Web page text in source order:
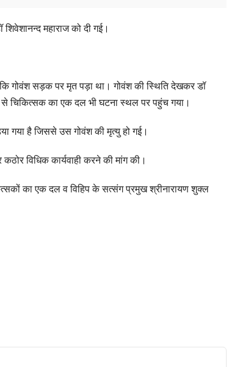
महाराज को दी गई।
गोवंश सड़क पर मृत पड़ा था। गोवंश की स्थिति देखकर डॉ
से चिकित्सक का एक दल भी घटना स्थल पर पहुंच गया।
गया है जिससे उस गोवंश की मृत्यु हो गई।
विधिक कार्यवाही करने की मांग की।
का एक दल व विहिप के सत्संग प्रमुख श्रीनारायण शुक्ल